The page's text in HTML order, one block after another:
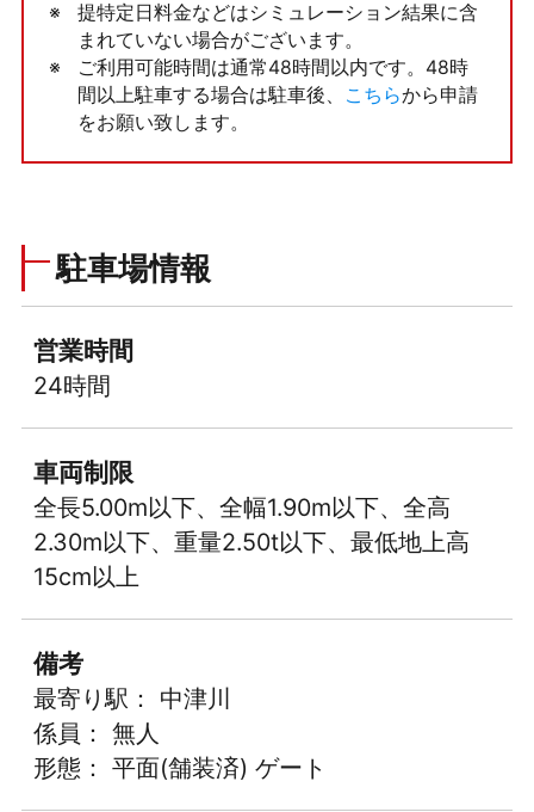
提特定日料金などはシミュレーション結果に含
まれていない場合がございます。
ご利用可能時間は通常48時間以内です。48時
間以上駐車する場合は駐車後、
こちらから申請
をお願い致します。
駐車場情報
営業時間
24時間
車両制限
全長5.00m以下、全幅1.90m以下、全高
2.30m以下、重量2.50t以下、最低地上高
15cm以上
備考
最寄り駅： 中津川
係員： 無人
形態： 平面(舗装済) ゲート